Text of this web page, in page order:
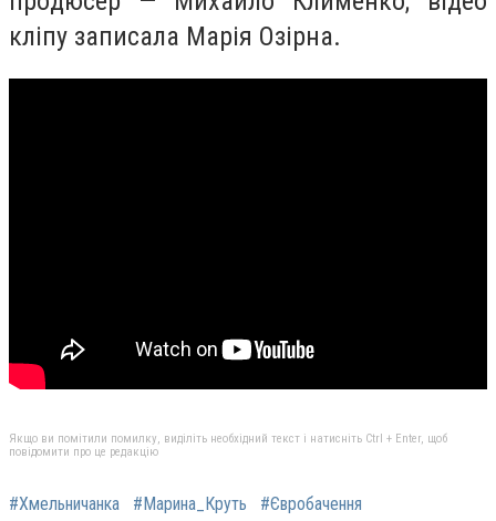
клі­пу за­пи­са­ла Ма­рія Озір­на.
Якщо ви помітили помилку, виділіть необхідний текст і натисніть Ctrl + Enter, щоб
повідомити про це редакцію
#Хмельничанка #Марина_Круть #Євробачення